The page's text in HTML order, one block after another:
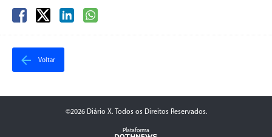
Voltar
©2026 Diário X. Todos os Direitos Reservados.
Plataforma